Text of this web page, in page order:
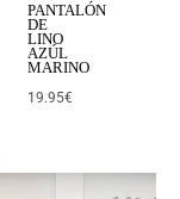
PANTALÓN
DE
LINO
AZÚL
MARINO
19.95€